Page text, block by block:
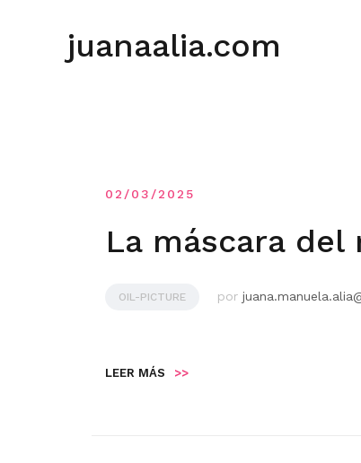
juanaalia.com
02/03/2025
La máscara del
OIL-PICTURE por
LEER MÁS >>